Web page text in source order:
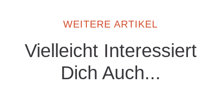
WEITERE ARTIKEL
Vielleicht Interessiert
Dich Auch...